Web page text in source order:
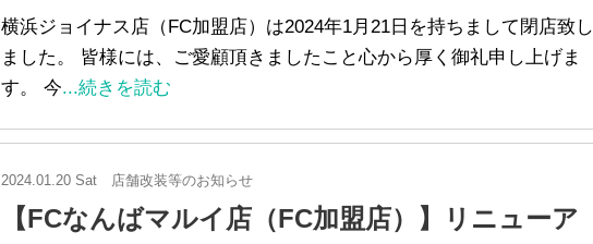
横浜ジョイナス店（FC加盟店）は2024年1月21日を持ちまして閉店致し
ました。 皆様には、ご愛顧頂きましたこと心から厚く御礼申し上げま
す。 今...続きを読む
2024.01.20 Sat 店舗改装等のお知らせ
【FCなんばマルイ店（FC加盟店）】リニューア